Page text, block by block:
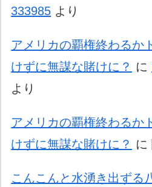
333985 より
アメリカの覇権終わるか
けずに無謀な賭けに？ に
より
アメリカの覇権終わるか
けずに無謀な賭けに？ に
こんこんと水湧き出ずる